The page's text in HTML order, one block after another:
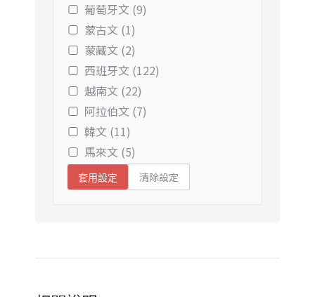
葡萄牙文 (9)
蒙古文 (1)
蒙藏文 (2)
西班牙文 (122)
越南文 (22)
阿拉伯文 (7)
韓文 (11)
馬來文 (5)
套用設定 清除設定